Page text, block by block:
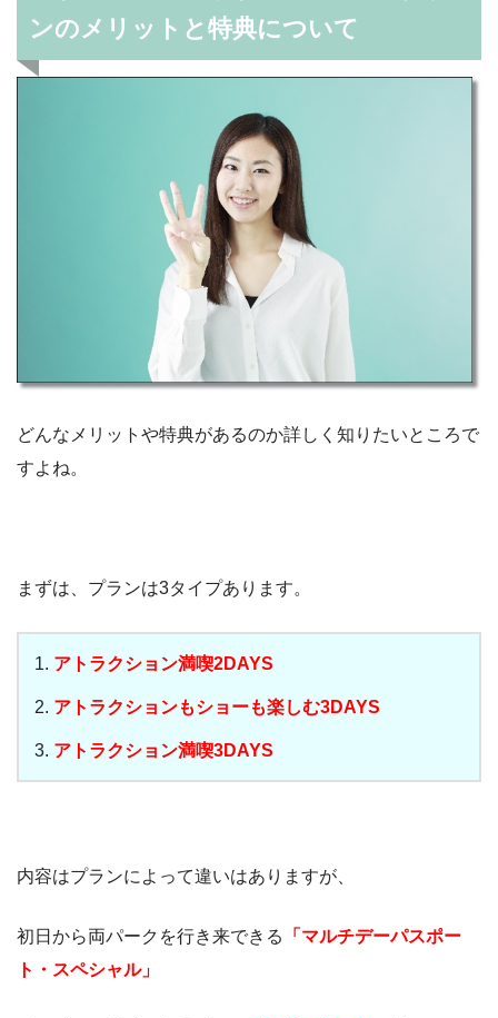
ンのメリットと特典について
どんなメリットや特典があるのか詳しく知りたいところで
すよね。
まずは、プランは3タイプあります。
アトラクション満喫2DAYS
アトラクションもショーも楽しむ3DAYS
アトラクション満喫3DAYS
内容はプランによって違いはありますが、
初日から両パークを行き来できる
「マルチデーパスポー
ト・スペシャル」